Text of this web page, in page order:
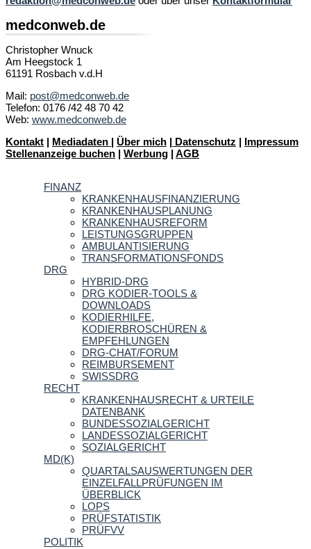
medconweb.de
Christopher Wnuck
Am Heegstock 1
61191 Rosbach v.d.H
Mail: post@medconweb.de
Telefon: 0176 /42 48 70 42
Web: www.medconweb.de
Kontakt | Mediadaten | Über mich | Datenschutz | Impressum
Stellenanzeige buchen | Werbung | AGB
FINANZ
KRANKENHAUSFINANZIERUNG
KRANKENHAUSPLANUNG
KRANKENHAUSREFORM
LEISTUNGSGRUPPEN
AMBULANTISIERUNG
TRANSFORMATIONSFONDS
DRG
HYBRID-DRG
DRG KODIER-TOOLS &
DOWNLOADS
KODIERHILFE,
KODIERBROSCHÜREN &
EMPFEHLUNGEN
DRG-CHAT/FORUM
REIMBURSEMENT
SWISSDRG
RECHT
KRANKENHAUSRECHT & URTEILE
DATENBANK
BUNDESSOZIALGERICHT
LANDESSOZIALGERICHT
SOZIALGERICHT
MD(K)
QUARTALSAUSWERTUNGEN DER
EINZELFALLPRÜFUNGEN IM
ÜBERBLICK
LOPS
PRÜFSTATISTIK
PRÜFVV
POLITIK